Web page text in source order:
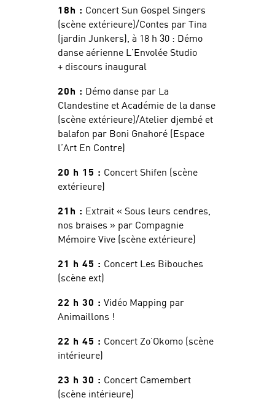
18h : Concert Sun Gospel Singers
(scène extérieure)/Contes par Tina
(jardin Junkers), à 18 h 30 : Démo
danse aérienne L’Envolée Studio
+ discours inaugural
20h : Démo danse par La
Clandestine et Académie de la danse
(scène extérieure)/Atelier djembé et
balafon par Boni Gnahoré (Espace
l’Art En Contre)
20 h 15 : Concert Shifen (scène
extérieure)
21h : Extrait « Sous leurs cendres,
nos braises » par Compagnie
Mémoire Vive (scène extérieure)
21 h 45 : Concert Les Bibouches
(scène ext)
22 h 30 : Vidéo Mapping par
Animaillons !
22 h 45 : Concert Zo’Okomo (scène
intérieure)
23 h 30 : Concert Camembert
(scène intérieure)